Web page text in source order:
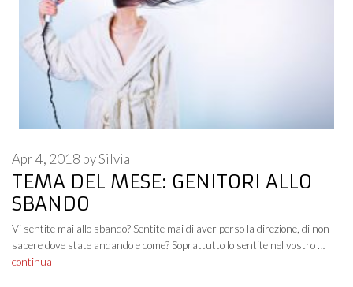
TEMA DEL MESE: GENITORI ALLO
SBANDO
Apr 4, 2018 bySilvia
Vi sentite mai allo sbando? Sentite mai di aver perso la direzione, di non
sapere dove state andando e come? Soprattutto lo sentite nel vostro …
continua